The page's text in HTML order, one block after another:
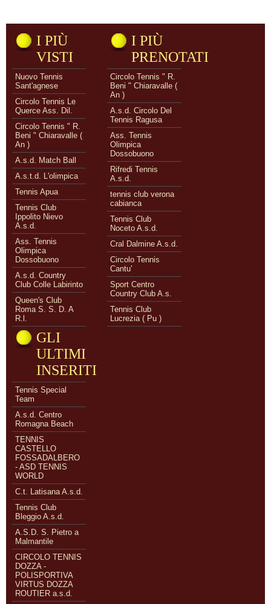
I PIÙ
VISTI
Nuovo Tennis
Sant'agnese
Circolo Tennis Le
Querce Ass. Dil.
Circolo Tennis " R.
Beni " Chiaravalle (
An )
A.s.d. Match Ball
A.s.t.d. L'olimpica
Tennis Apua
Tennis Club
Ippolito Nievo
A.s.d.
Ass. Tennis
Olimpica
Dossobuono
A.s.d. Country
Club Colle Labirinto
Queen's Club
Roma S. S. D. A
R.l.
I PIÙ
PRENOTATI
Circolo Tennis " R.
Beni " Chiaravalle (
An )
A.s.d. Circolo Del
Tennis Ragusa
Ass. Tennis
Olimpica
Dossobuono
Rifredi Tennis
A.s.d.
tennis club verona
cabianca
Tennis Club
Noceto A.s.d.
Cral Dalmine A.s.d.
Circolo Tennis
Cantu'
Sport Centro
Country Club A.s.
Tennis Club
Lucrezia ( Pu )
GLI
ULTIMI
INSERITI
Tennis Special
Team
A.s.d. Centro
Romagna Beach
TENNIS
CASTELLO
FOSSADALBERO
- ASD TENNIS
WORLD
C.t. Latisana A.s.d.
Tennis Club
Bleggio A.s.d.
A.S.D. S. Pietro a
Malmantile
CIRCOLO TENNIS
DOZZA -
POLISPORTIVA
VIRTUS DOZZA
ROUTIER a.s.d.